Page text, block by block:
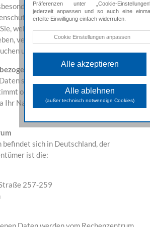
das Datenschutzgesetz idgF
(“DSGVO”). Im
welche Informationen wir
verarbeiten und nutzen, wenn Sie
und nutzen.
Daten?
sind Informationen über Betroffene,
oder zumindest bestimmbar ist.
Ihr Name, Ihre E-Mail-Adresse sowie
befindet sich in Deutschland, der
ist die:
257-259
Präferenzen unter „Cookie-
jederzeit anpassen und so auch eine
erteilte Einwilligung einfach widerrufen.
Technische Cookies
erforderlich und können nicht
Analyse Cookies
Diese Cookies unterstützen
Sammeln allgemeiner Daten über
das Verhalten und die
der Besuchenden und können
gestellten Inhalte und
anzuzeigen.
Cookie Einstellungen anpassen
Alle akzeptieren
Alle ablehnen
(außer technisch notwendige Cookies)